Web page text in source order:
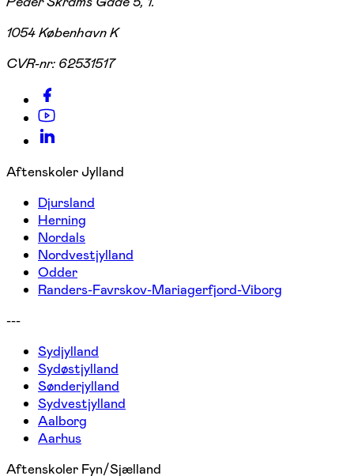
1054 København K
CVR-nr: 62531517
Aftenskoler Jylland
Djursland
Herning
Nordals
Nordvestjylland
Odder
Randers-Favrskov-Mariagerfjord-Viborg
---
Sydjylland
Sydøstjylland
Sønderjylland
Sydvestjylland
Aalborg
Aarhus
Aftenskoler Fyn/Sjælland